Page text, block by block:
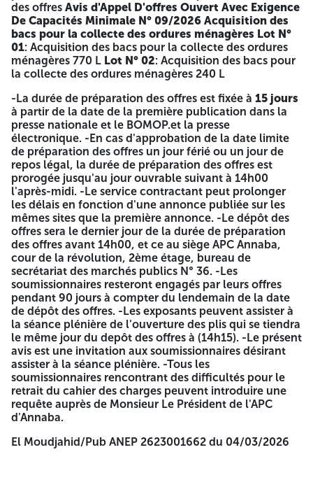
I-Dossier de Candidature
Déclaration de candidature selon le modèle du cahier
des charges, renseignées, signée, datée et visé de la
part du soumissionnaire.
Déclaration de probité selon le modèle du cahier des
charges, renseignées, signee. datée et visée de la part
du soumissionnaire.
Copie du statut juridique pour les sociétés.
Les documents relatifs aux pouvoirs habilitant les
personnes à engager l'entreprise.
Tout document permettant d'évaluer les capacités des
candidats des soumissionnaires ou le cas échéant des
sous-traitants.
Dépôt légal du compte général auprès des sociétés
concernant les sociétés soumis au droit algérien.
Copie de registre de commerce électronique inclue
l'activité de cahier des charges.
Copie de l'extrait de rôle moins de 03 mois en cours de
validité apuré ou accompagniez d'un échéancier pour
le paiement délivré par l'inspection des impôts.
Copie du numéro d'identification fiscale (NIF)
Les attestations de la mise à jour (CASNOS; CNAS) en
cours de validité.
L'attestation de dépôt légal des comptes sociaux pour
les sociétés soumis au droit algérien
Copié de relevé d'identité bancaire (RIB).
Un copie de l'avis de notification de NIS.
exterminateur (soumettre une copie identique a
l'originale).
Capacités financiers
Les bilans financiers des trois dernières années
légalisées par la direction des impôts (2022 - 2023 -
des offres Avis d'Appel D'offres Ouvert Avec Exigence
De Capacités Minimale N° 09/2026 Acquisition des
bacs pour la collecte des ordures ménagères Lot N°
01: Acquisition des bacs pour la collecte des ordures
ménagères 770 L Lot N° 02: Acquisition des bacs pour
la collecte des ordures ménagères 240 L
-La durée de préparation des offres est fixée à 15 jours
à partir de la date de la première publication dans la
presse nationale et le BOMOP.et la presse
électronique. -En cas d'approbation de la date limite
de préparation des offres un jour férié ou un jour de
repos légal, la durée de préparation des offres est
prorogée jusqu'au jour ouvrable suivant à 14h00
l'après-midi. -Le service contractant peut prolonger
les délais en fonction d'une annonce publiée sur les
mêmes sites que la première annonce. -Le dépôt des
offres sera le dernier jour de la durée de préparation
des offres avant 14h00, et ce au siège APC Annaba,
cour de la révolution, 2ème étage, bureau de
secrétariat des marchés publics N° 36. -Les
soumissionnaires resteront engagés par leurs offres
pendant 90 jours à compter du lendemain de la date
de dépôt des offres. -Les exposants peuvent assister à
la séance plénière de l'ouverture des plis qui se tiendra
le même jour du depôt des offres à (14h15). -Le présent
avis est une invitation aux soumissionnaires désirant
assister à la séance plénière. -Tous les
soumissionnaires rencontrant des difficultés pour le
retrait du cahier des charges peuvent introduire une
requête auprès de Monsieur Le Président de l'APC
d'Annaba.
El Moudjahid/Pub ANEP 2623001662 du 04/03/2026